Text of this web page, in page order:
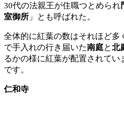
30代の法親王が住職つとめられ
室御所 」とも呼ばれた。
全体的に紅葉の数はそれほど多
で手入れの行き届いた南庭と北
るかの様に紅葉が配置されてい
です。
仁和寺